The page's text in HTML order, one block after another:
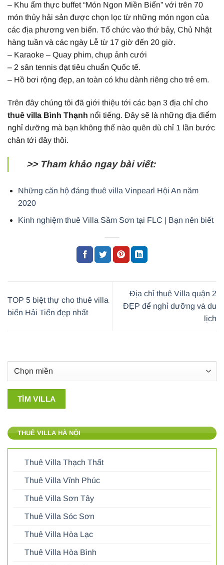
– Khu ẩm thực buffet “Món Ngon Miền Biển” với trên 70
món thủy hải sản được chọn lọc từ những món ngon của
các địa phương ven biển. Tổ chức vào thứ bảy, Chủ Nhật
hàng tuần và các ngày Lễ từ 17 giờ đến 20 giờ.
– Karaoke – Quay phim, chụp ảnh cưới
– 2 sân tennis đạt tiêu chuẩn Quốc tế.
– Hồ bơi rộng đẹp, an toàn có khu dành riêng cho trẻ em.
Trên đây chúng tôi đã giới thiệu tới các bạn 3 địa chỉ cho
thuê villa Bình Thạnh nổi tiếng. Đây sẽ là những địa điểm
nghỉ dưỡng mà bạn không thể nào quên dù chỉ 1 lần bước
chân tới đây thôi.
>> Tham khảo ngay bài viết:
Những căn hộ đáng thuê villa Vinpearl Hội An năm
2020
Kinh nghiệm thuê Villa Sầm Sơn tại FLC | Bạn nên biết
TOP 5 biệt thự cho thuê villa
biển Hải Tiến đẹp nhất
Địa chỉ thuê Villa quận 2
ĐẸP để nghỉ dưỡng và du
lịch
THUÊ VILLA HÀ NỘI
Thuê Villa Thạch Thất
Thuê Villa Vĩnh Phúc
Thuê Villa Sơn Tây
Thuê Villa Sóc Sơn
Thuê Villa Hòa Lạc
Thuê Villa Hòa Bình